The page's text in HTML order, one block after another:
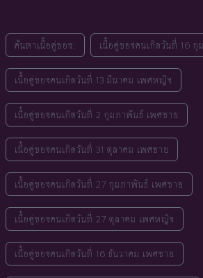
ค้นหาเนื้อคู่ของ: เนื้อคู่ของคนเกิดวันที่ 16
เนื้อคู่ของคนเกิดวันที่ 13 มีนาคม เพศหญิง
เนื้อคู่ของคนเกิดวันที่ 2 กุมภาพันธ์ เพศชาย
เนื้อคู่ของคนเกิดวันที่ 31 ตุลาคม เพศชาย
เนื้อคู่ของคนเกิดวันที่ 27 กุมภาพันธ์ เพศชาย
เนื้อคู่ของคนเกิดวันที่ 27 ตุลาคม เพศหญิง
เนื้อคู่ของคนเกิดวันที่ 16 ธันวาคม เพศชาย